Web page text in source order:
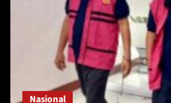
Nasional